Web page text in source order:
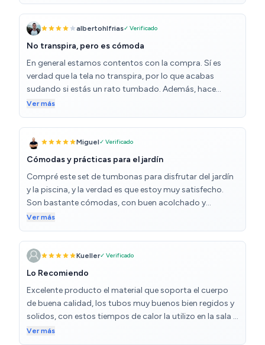
albertohlfrias✓ Verificado
No transpira, pero es cómoda
En general estamos contentos con la compra. Sí es
verdad que la tela no transpira, por lo que acabas
sudando si estás un rato tumbado. Además, hace
bastante ruido cada vez que te mueves. Pero bueno, es
una tumbona cómoda y se guarda bastante fácil
plegándola. De tanto estar al sol se ha desteñido un
poco, pero sigue estando perfecta.
Ver más
Miguel✓ Verificado
Cómodas y prácticas para el jardín
Compré este set de tumbonas para disfrutar del jardín
y la piscina, y la verdad es que estoy muy satisfecho.
Son bastante cómodas, con buen acolchado y
reposacabezas ajustable que permite varias
posiciones, ideal para descansar o leer al aire libre. Me
gusta que sean plegables, facilitan mucho guardarlas o
moverlas. El parasol integrado y el bolsillo lateral son
detalles que se agradecen para estar cómodo sin
intemperie y el color gris combina con casi todo. Buena
compra para quienes buscan calidad y funcionalidad
sin gastar demasiado.
Ver más
Kueller✓ Verificado
Lo Recomiendo
Excelente producto el material que soporta el cuerpo
de buena calidad, los tubos muy buenos bien regidos y
solidos, con estos tiempos de calor la utilizo en la sala a
orilla de la ventana para sentir el aire fresco de la noche
duermo como rey, la recomiendo.
Ver más